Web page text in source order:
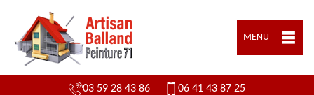
MENU
03 59 28 43 86 06 41 43 87 25